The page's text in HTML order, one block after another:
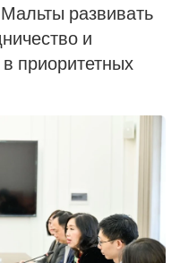
развивать
и
приоритетных